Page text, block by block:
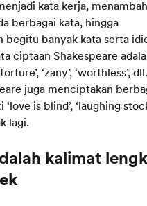
kata kerja,
berbagai kata, hingga
begitu banyak kata serta
ciptaan Shakespeare
‘zany’, ‘worthless’,
juga menciptakan
is blind’, ‘laughing
lagi.
kalimat